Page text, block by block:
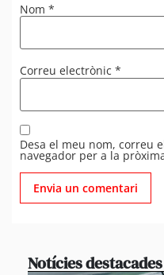
Nom *
Correu electrònic *
Desa el meu nom, correu
navegador per a la
Notícies destacades